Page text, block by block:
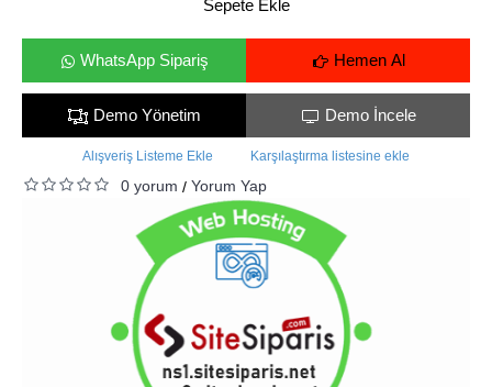
Sepete Ekle
Hemen Al
WhatsApp Sipariş
Demo İncele
Demo Yönetim
Alışveriş Listeme Ekle Karşılaştırma listesine ekle
0 yorum / Yorum Yap